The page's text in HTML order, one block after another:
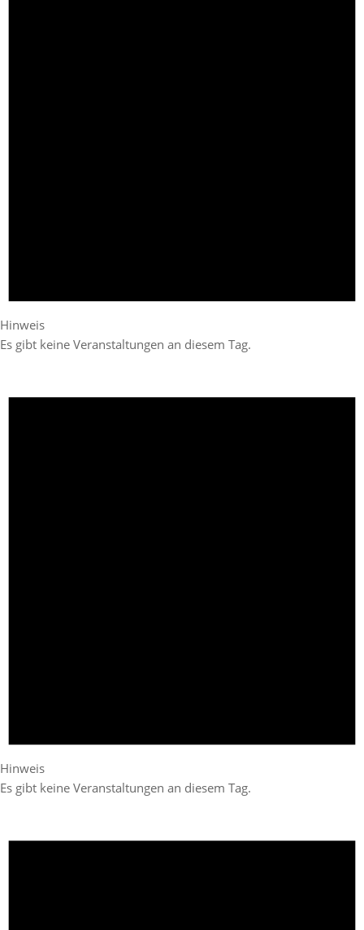
Hinweis
Es gibt keine Veranstaltungen an diesem Tag.
Hinweis
Es gibt keine Veranstaltungen an diesem Tag.